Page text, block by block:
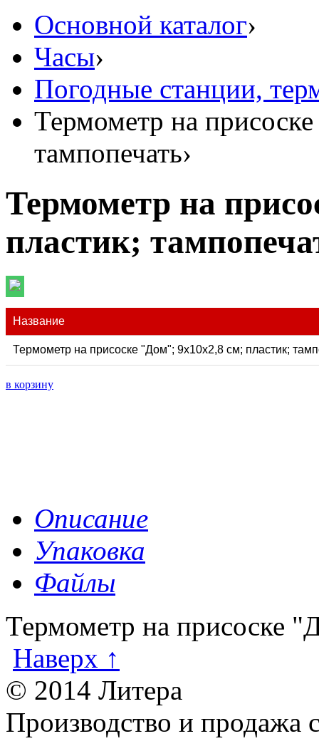
Основной каталог›
Часы›
Погодные станции,
Термометр на
тампопечать›
Термометр на
пластик;
Название
Термометр на присоске "Дом"; 9х10х2,8 см; пластик;
в корзину
Описание
Упаковка
Файлы
Термометр на присоске
Наверх ↑
© 2014 Литера
Производство и продажа